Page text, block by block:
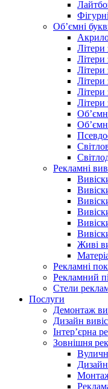
Об’ємні
Літери
Літери
Літери
Літери
Літери
Рекламні
Живі
Рекламні
Рекламний
Стели
Послуги
Демонтаж
Дизайн
Інтер’єрна
Зовнішня